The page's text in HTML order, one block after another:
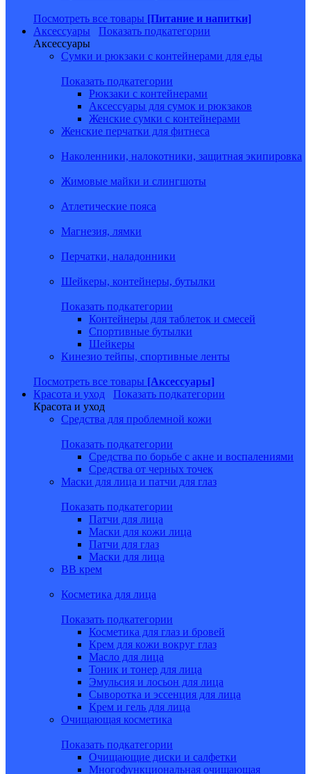
Посмотреть все товары [Питание и напитки]
Аксессуары
Показать подкатегории
Аксессуары
Сумки и рюкзаки с контейнерами для еды
Показать подкатегории
Рюкзаки с контейнерами
Аксессуары для сумок и рюкзаков
Женские сумки с контейнерами
Женские перчатки для фитнеса
Наколенники, налокотники, защитная экипировка
Жимовые майки и слингшоты
Атлетические пояса
Магнезия, лямки
Перчатки, наладонники
Шейкеры, контейнеры, бутылки
Показать подкатегории
Контейнеры для таблеток и смесей
Спортивные бутылки
Шейкеры
Кинезио тейпы, спортивные ленты
Посмотреть все товары [Аксессуары]
Красота и уход
Показать подкатегории
Красота и уход
Средства для проблемной кожи
Показать подкатегории
Средства по борьбе с акне и воспалениями
Средства от черных точек
Маски для лица и патчи для глаз
Показать подкатегории
Патчи для лица
Маски для кожи лица
Патчи для глаз
Маски для лица
BB крем
Косметика для лица
Показать подкатегории
Косметика для глаз и бровей
Крем для кожи вокруг глаз
Масло для лица
Тоник и тонер для лица
Эмульсия и лосьон для лица
Сыворотка и эссенция для лица
Крем и гель для лица
Очищающая косметика
Показать подкатегории
Очищающие диски и салфетки
Многофункциональная очищающая